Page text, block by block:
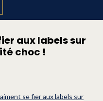
aux labels sur
choc !
se fier aux labels sur